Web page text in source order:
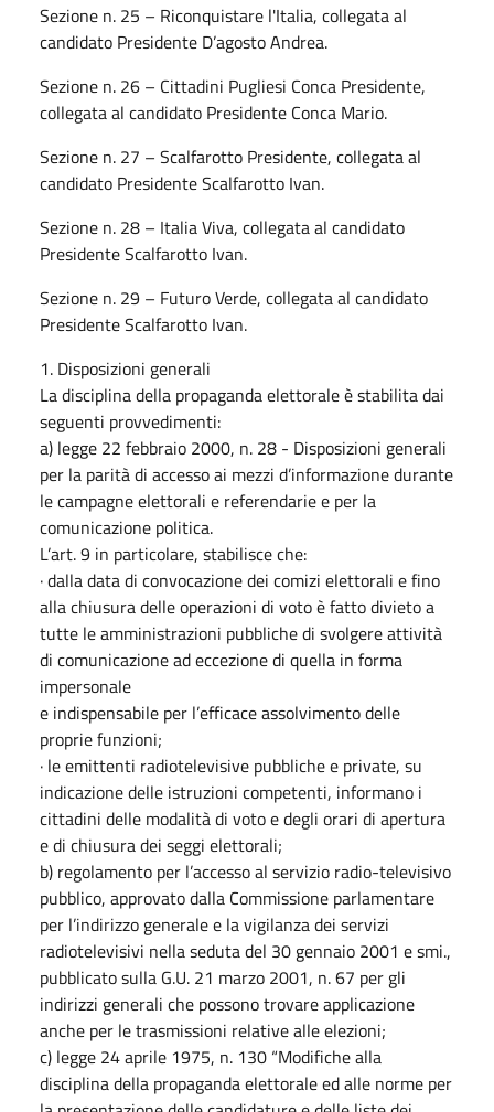
Sezione n. 25 – Riconquistare l'Italia, collegata al
candidato Presidente D’agosto Andrea.
Sezione n. 26 – Cittadini Pugliesi Conca Presidente,
collegata al candidato Presidente Conca Mario.
Sezione n. 27 – Scalfarotto Presidente, collegata al
candidato Presidente Scalfarotto Ivan.
Sezione n. 28 – Italia Viva, collegata al candidato
Presidente Scalfarotto Ivan.
Sezione n. 29 – Futuro Verde, collegata al candidato
Presidente Scalfarotto Ivan.
1. Disposizioni generali
La disciplina della propaganda elettorale è stabilita dai
seguenti provvedimenti:
a) legge 22 febbraio 2000, n. 28 - Disposizioni generali
per la parità di accesso ai mezzi d’informazione durante
le campagne elettorali e referendarie e per la
comunicazione politica.
L’art. 9 in particolare, stabilisce che:
· dalla data di convocazione dei comizi elettorali e fino
alla chiusura delle operazioni di voto è fatto divieto a
tutte le amministrazioni pubbliche di svolgere attività
di comunicazione ad eccezione di quella in forma
impersonale
e indispensabile per l’efficace assolvimento delle
proprie funzioni;
· le emittenti radiotelevisive pubbliche e private, su
indicazione delle istruzioni competenti, informano i
cittadini delle modalità di voto e degli orari di apertura
e di chiusura dei seggi elettorali;
b) regolamento per l’accesso al servizio radio-televisivo
pubblico, approvato dalla Commissione parlamentare
per l’indirizzo generale e la vigilanza dei servizi
radiotelevisivi nella seduta del 30 gennaio 2001 e smi.,
pubblicato sulla G.U. 21 marzo 2001, n. 67 per gli
indirizzi generali che possono trovare applicazione
anche per le trasmissioni relative alle elezioni;
c) legge 24 aprile 1975, n. 130 “Modifiche alla
disciplina della propaganda elettorale ed alle norme per